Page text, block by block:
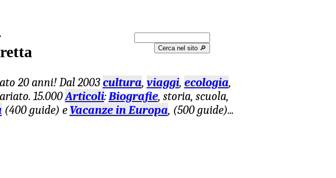
Cerca nel sito 🔎︎
20 anni! Dal 2003cultura, viaggi, ecologia,
15.000Articoli:Biografie, storia, scuola,
(400 guide) e Vacanze in Europa, (500 guide)...